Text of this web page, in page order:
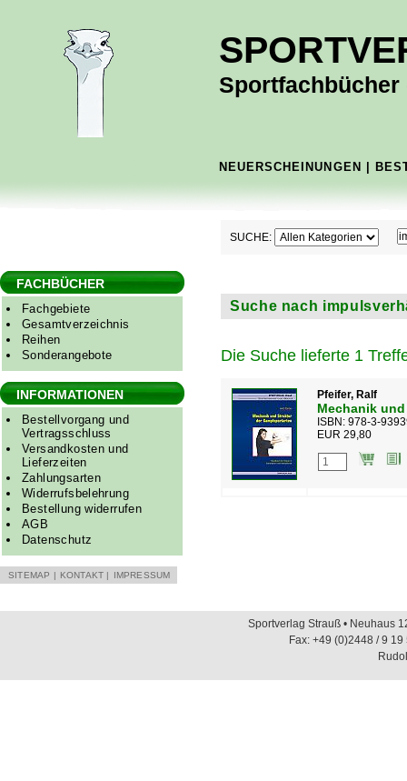
NEUERSCHEINUNGEN
SUCHE:
FACHBÜCHER
Fachgebiete
Gesamtverzeichnis
Reihen
Sonderangebote
INFORMATIONEN
Bestellvorgang und
Vertragsschluss
Versandkosten und
Lieferzeiten
Zahlungsarten
Widerrufsbelehrung
Bestellung widerrufen
AGB
Datenschutz
SITEMAP | KONTAKT | IMPRESSUM
Suche nach
Die Suche lieferte 1
Pfeifer, Ralf
Mechanik
ISBN: 978-3-
EUR 29,80
Sportverlag Strauß • Neuhaus
Fax: +49 (0)2448 / 9